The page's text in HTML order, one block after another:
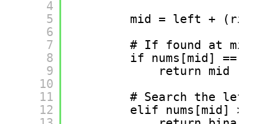
4
5
6
7
8
9
10
11
12
mid = left +
# If found at
if nums[mid] ==
return mid
# Search the left
elif nums[mid] >